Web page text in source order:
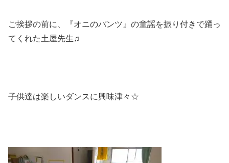
ご挨拶の前に、『オニのパンツ』の童謡を振り付きで踊っ
てくれた土屋先生♫
子供達は楽しいダンスに興味津々☆